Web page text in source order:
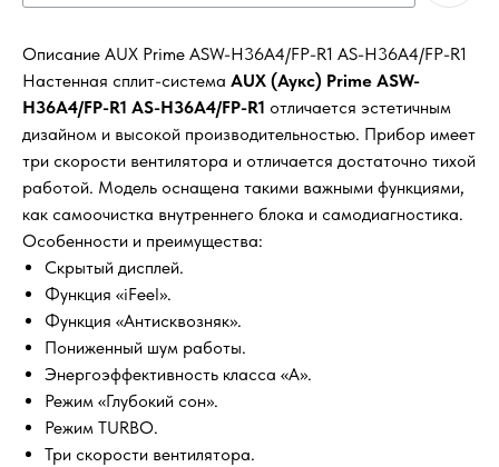
Описание AUX Prime ASW-H36A4/FP-R1 AS-H36A4/FP-R1
Настенная сплит-система AUX (Аукс) Prime ASW-
H36A4/FP-R1 AS-H36A4/FP-R1 отличается эстетичным
дизайном и высокой производительностью. Прибор имеет
три скорости вентилятора и отличается достаточно тихой
работой. Модель оснащена такими важными функциями,
как самоочистка внутреннего блока и самодиагностика.
Особенности и преимущества:
Скрытый дисплей.
Функция «iFeel».
Функция «Антисквозняк».
Пониженный шум работы.
Энергоэффективность класса «A».
Режим «Глубокий сон».
Режим TURBO.
Три скорости вентилятора.